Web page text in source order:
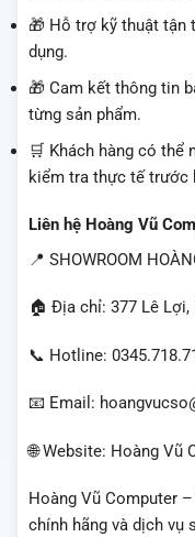
🎁 Hỗ trợ kỹ thuật tận
dụng.
🎁 Cam kết thông tin
từng sản phẩm.
🛒 Khách hàng có
kiểm tra thực tế trước
Liên hệ Hoàng Vũ
📍 SHOWROOM
🏠 Địa chỉ: 377 Lê Lợi,
📞 Hotline:
📧 Email:
🌐 Website: Hoàng Vũ
Hoàng Vũ Computer
chính hãng và dịch vụ